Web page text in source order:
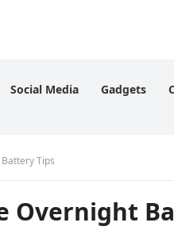
Social Media Gadgets
Tips
Overnight